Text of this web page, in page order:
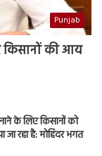
Punjab
किसानों की आय
के लिए किसानों को
रहा है: मोहिंदर भगत